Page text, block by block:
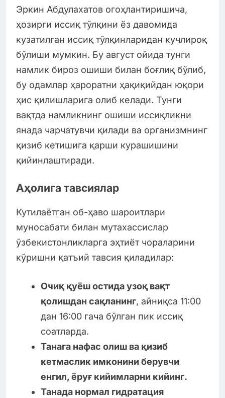
Эркин Абдулахатов огоҳлантиришича,
ҳозирги иссиқ тўлқини ёз давомида
кузатилган иссиқ тўлқинларидан кучлироқ
бўлиши мумкин. Бу август ойида тунги
намлик бироз ошиши билан боғлиқ бўлиб,
бу одамлар ҳароратни ҳақиқийдан юқори
ҳис қилишларига олиб келади. Тунги
вақтда намликнинг ошиши иссиқликни
янада чарчатувчи қилади ва организмнинг
қизиб кетишига қарши курашишини
қийинлаштиради.
Аҳолига тавсиялар
Кутилаётган об-ҳаво шароитлари
муносабати билан мутахассислар
ўзбекистонликларга эҳтиёт чораларини
кўришни қатъий тавсия қиладилар:
Очиқ қуёш остида узоқ вақт
қолишдан сақланинг, айниқса 11:00
дан 16:00 гача бўлган пик иссиқ
соатларда.
Танага нафас олиш ва қизиб
кетмаслик имконини берувчи
енгил, ёруғ кийимларни кийинг.
Танада нормал гидратация